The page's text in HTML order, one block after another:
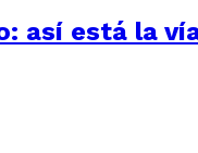
así está la